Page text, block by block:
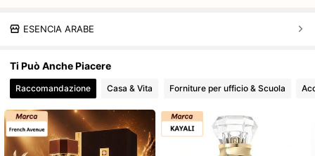
ESENCIA ARABE
Ti Può Anche Piacere
Raccomandazione Casa & Vita Forniture per ufficio & Scuola